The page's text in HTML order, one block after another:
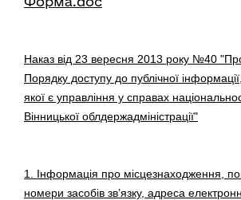
Наказ від 23 вересня 2013 року №40
Порядку доступу до публічної інформації,
якої є управління у справах
Вінницької облдержадміністрації"
1. Інформація про місцезнаходження,
номери засобів зв’язку, адреса